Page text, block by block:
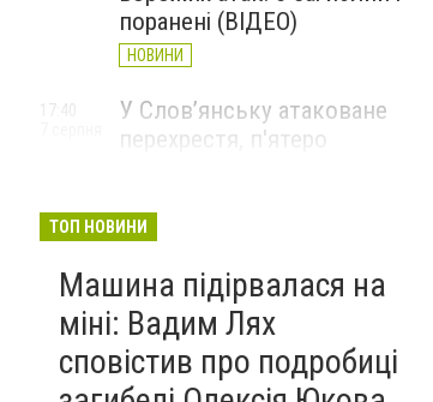
поранені (ВІДЕО)
НОВИНИ
У Слов’янську атаковане
перехрестя, п'ятеро
17:40
ТОП НОВИНИ
Машина підірвалася на
міні: Вадим Лях
сповістив про подробиці